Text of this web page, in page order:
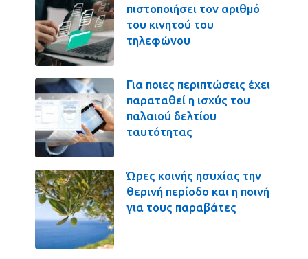
πιστοποιήσει τον αριθμό
του κινητού του
τηλεφώνου
Για ποιες περιπτώσεις έχει
παραταθεί η ισχύς του
παλαιού δελτίου
ταυτότητας
Ώρες κοινής ησυχίας την
θερινή περίοδο και η ποινή
για τους παραβάτες